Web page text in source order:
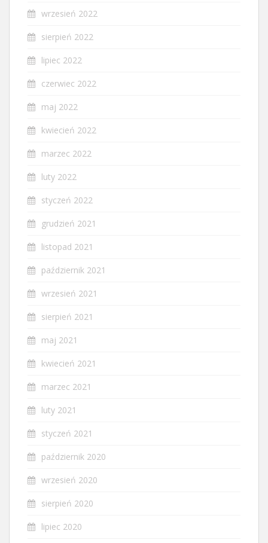
wrzesień 2022
sierpień 2022
lipiec 2022
czerwiec 2022
maj 2022
kwiecień 2022
marzec 2022
luty 2022
styczeń 2022
grudzień 2021
listopad 2021
październik 2021
wrzesień 2021
sierpień 2021
maj 2021
kwiecień 2021
marzec 2021
luty 2021
styczeń 2021
październik 2020
wrzesień 2020
sierpień 2020
lipiec 2020